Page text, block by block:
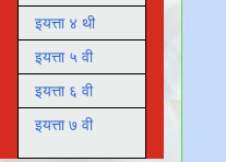
इयत्ता ४ थी
इयत्ता ५ वी
इयत्ता ६ वी
इयत्ता ७ वी